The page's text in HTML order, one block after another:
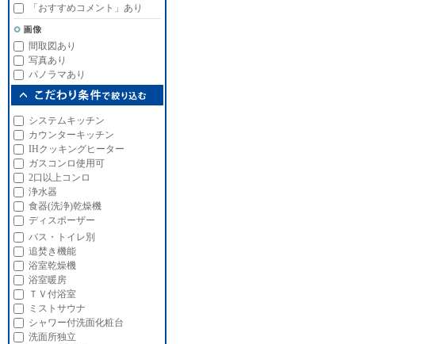
「おすすめコメント」あり
間取図あり
写真あり
パノラマあり
システムキッチン
カウンターキッチン
IHクッキングヒーター
ガスコンロ使用可
2口以上コンロ
浄水器
食器(洗浄)乾燥機
ディスポーザー
バス・トイレ別
追焚き機能
浴室乾燥機
浴室暖房
ＴＶ付浴室
ミストサウナ
シャワー付洗面化粧台
洗面所独立